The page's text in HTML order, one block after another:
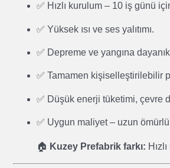
✅ Hızlı kurulum – 10 iş günü
✅ Yüksek ısı ve ses yalıtımı.
✅ Depreme ve yangına
✅ Tamamen kişiselleştirilebilir
✅ Düşük enerji tüketimi, çevre
✅ Uygun maliyet – uzun ömürlü
🏠 Kuzey Prefabrik farkı: